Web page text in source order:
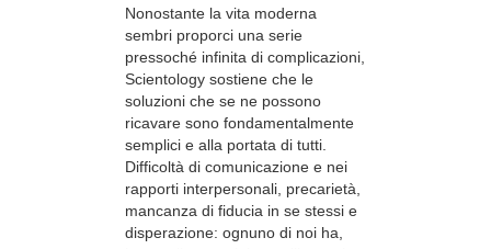
Nonostante la vita moderna
sembri proporci una serie
pressoché infinita di complicazioni,
Scientology sostiene che le
soluzioni che se ne possono
ricavare sono fondamentalmente
semplici e alla portata di tutti.
Difficoltà di comunicazione e nei
rapporti interpersonali, precarietà,
mancanza di fiducia in se stessi e
disperazione: ognuno di noi ha,